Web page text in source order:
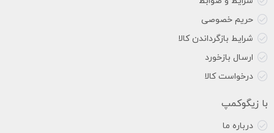
حریم خصوصی
شرایط بازگرداندن کالا
ارسال بازخورد
درخواست کالا
با زیگوکمپ
درباره ما